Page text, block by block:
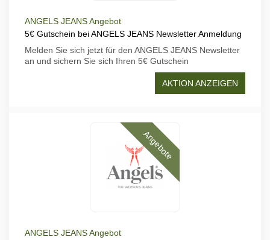
ANGELS JEANS Angebot
5€ Gutschein bei ANGELS JEANS Newsletter Anmeldung
Melden Sie sich jetzt für den ANGELS JEANS Newsletter
an und sichern Sie sich Ihren 5€ Gutschein
AKTION ANZEIGEN
Angebote
ANGELS JEANS Angebot